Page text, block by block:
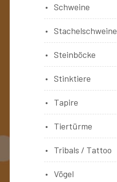
Schweine
Stachelschweine
Steinböcke
Stinktiere
Tapire
Tiertürme
Tribals / Tattoo
Vögel